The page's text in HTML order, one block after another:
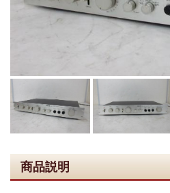
商品説明